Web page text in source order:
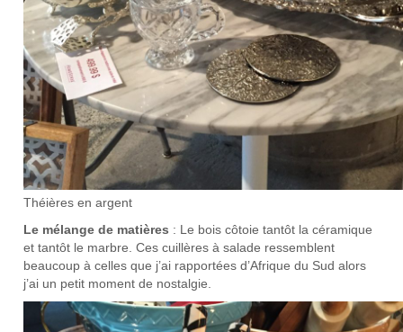
Théières en argent
Le mélange de matières : Le bois côtoie tantôt la céramique
et tantôt le marbre. Ces cuillères à salade ressemblent
beaucoup à celles que j’ai rapportées d’Afrique du Sud alors
j’ai un petit moment de nostalgie.